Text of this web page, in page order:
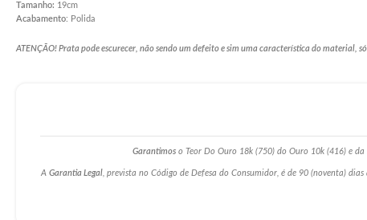
Tamanho: 19cm
Acabamento: Polida
ATENÇÃO! Prata pode escurecer, não sendo um defeito e sim uma característica do material,
Garantimos o Teor Do Ouro 18k (750) do Ouro 10k (416) e
A Garantia Legal, prevista no Código de Defesa do Consumidor, é de 90 (noventa)